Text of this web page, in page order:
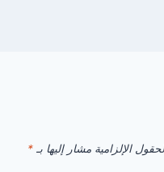
الإلزامية مشار إليها بـ *